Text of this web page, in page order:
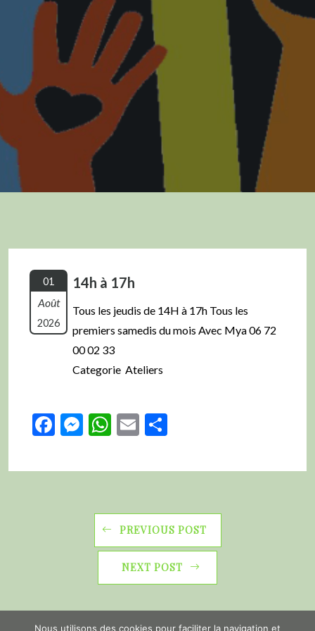
01
Août
2026
14h à 17h
Tous les jeudis de 14H à 17h Tous les
premiers samedis du mois Avec Mya 06 72
00 02 33
Categorie Ateliers
Facebook
Messenger
WhatsApp
Email
PREVIOUS POST
NEXT POST
Nous utilisons des cookies pour faciliter la navigation et